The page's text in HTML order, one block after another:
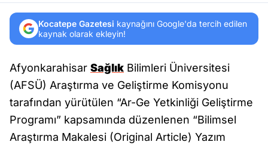
Kocatepe Gazetesi kaynağını Google'da tercih edilen
kaynak olarak ekleyin!
Afyonkarahisar Sağlık Bilimleri Üniversitesi
(AFSÜ) Araştırma ve Geliştirme Komisyonu
tarafından yürütülen “Ar-Ge Yetkinliği Geliştirme
Programı” kapsamında düzenlenen “Bilimsel
Araştırma Makalesi (Original Article) Yazım